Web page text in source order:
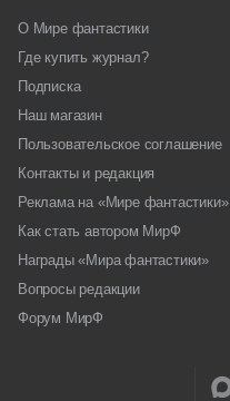
О Мире фантастики
Где купить журнал?
Подписка
Наш магазин
Пользовательское соглашение
Контакты и редакция
Реклама на «Мире фантастики»
Как стать автором МирФ
Награды «Мира фантастики»
Вопросы редакции
Форум МирФ